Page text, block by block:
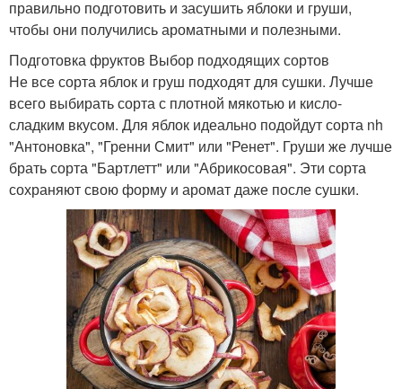
правильно подготовить и засушить яблоки и груши,
чтобы они получились ароматными и полезными.
Подготовка фруктов Выбор подходящих сортов
Не все сорта яблок и груш подходят для сушки. Лучше
всего выбирать сорта с плотной мякотью и кисло-
сладким вкусом. Для яблок идеально подойдут сорта nh
"Антоновка", "Гренни Смит" или "Ренет". Груши же лучше
брать сорта "Бартлетт" или "Абрикосовая". Эти сорта
сохраняют свою форму и аромат даже после сушки.